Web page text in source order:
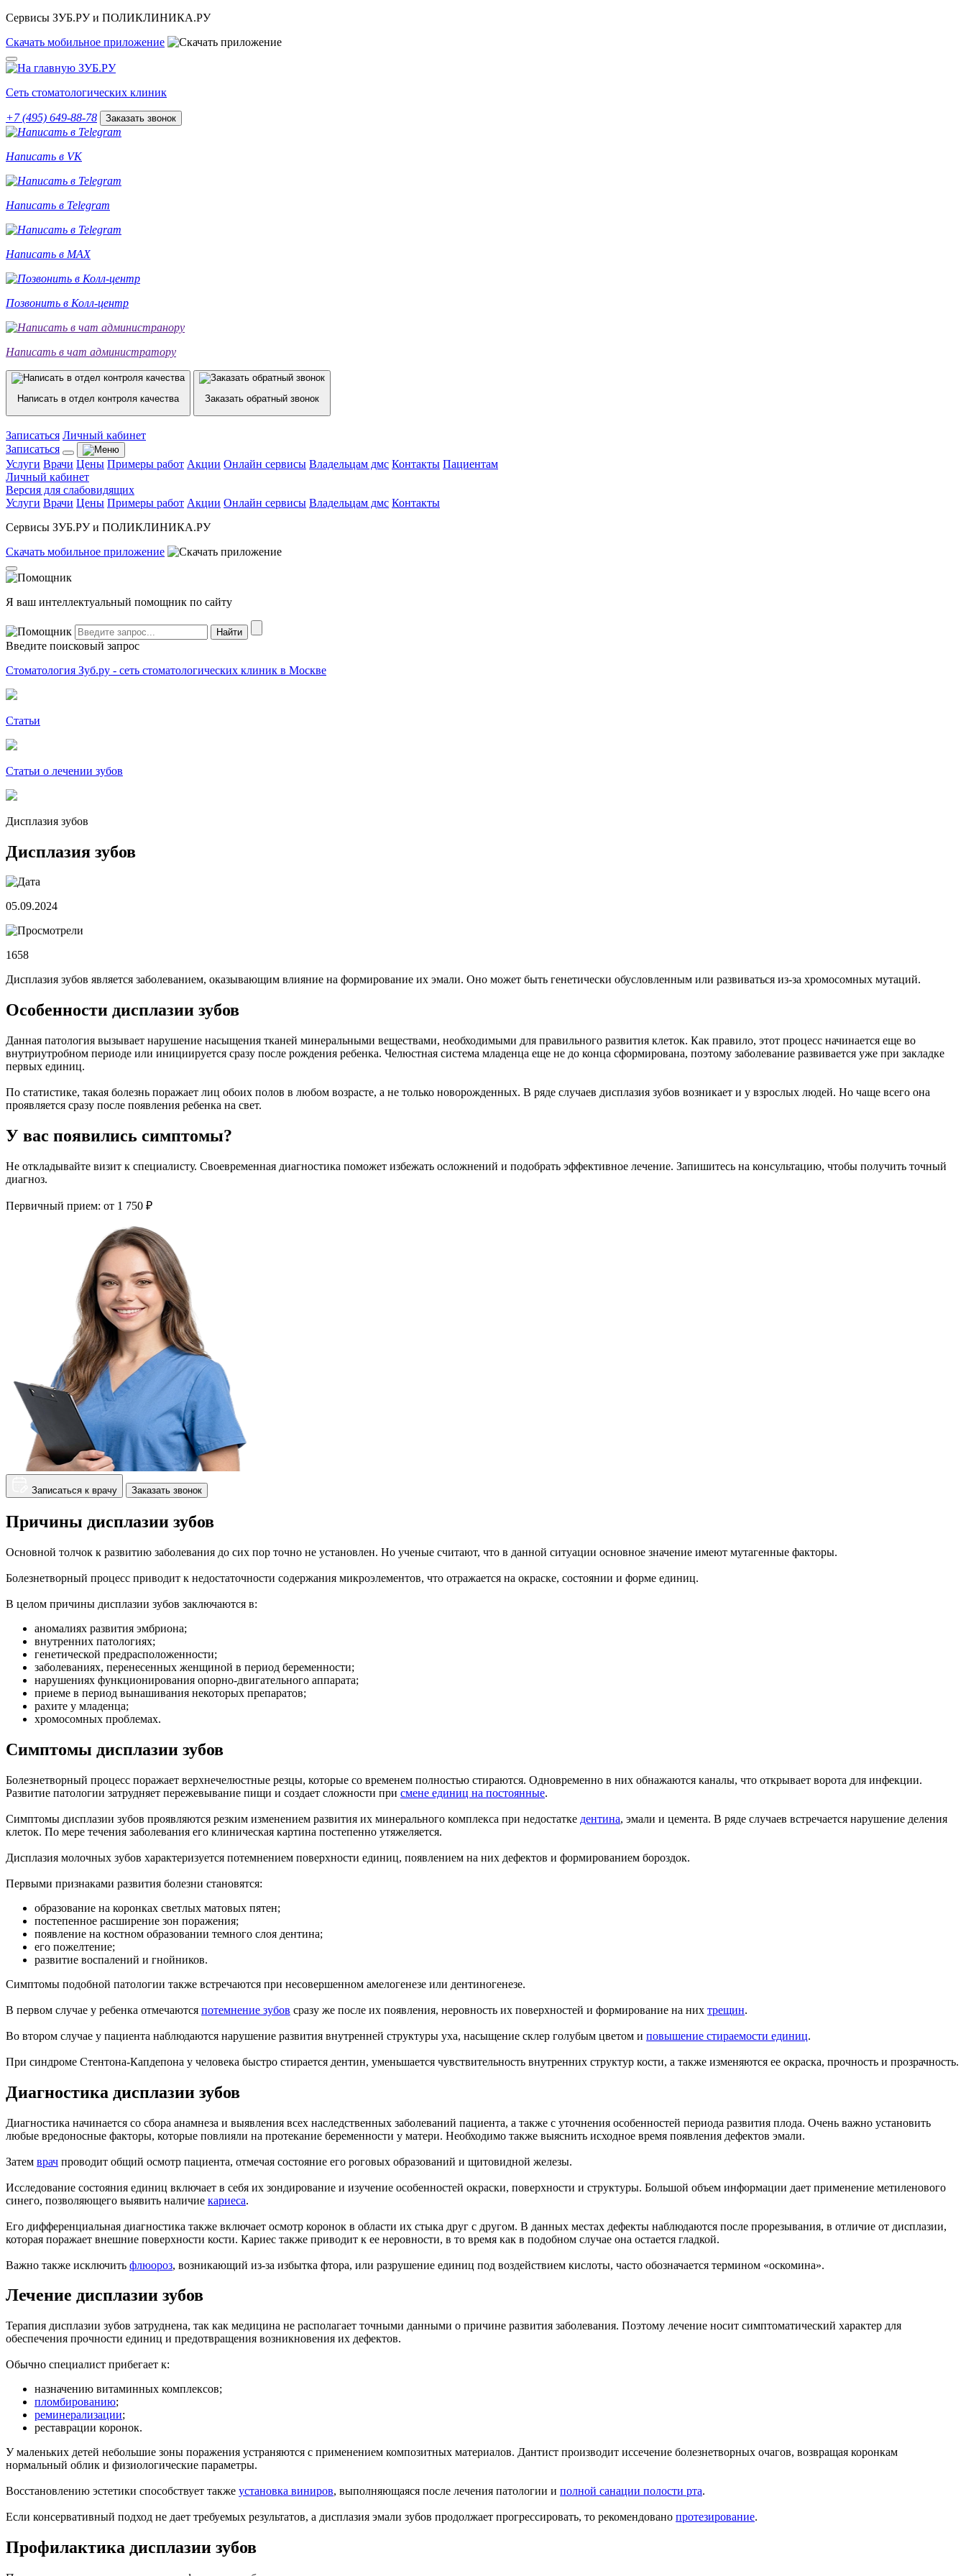
Сервисы ЗУБ.РУ и ПОЛИКЛИНИКА.РУ
Скачать мобильное приложение
Сеть стоматологических клиник
+7 (495) 649-88-78 Заказать звонок
Написать в VK
Написать в Telegram
Написать в MAX
Позвонить в Колл-центр
Написать в чат администратору
Написать в отдел контроля качества Заказать обратный звонок
Записаться Личный кабинет
Записаться
Услуги Врачи Цены Примеры работ Акции Онлайн сервисы Владельцам дмс Контакты Пациентам
Личный кабинет
Версия для слабовидящих
Услуги Врачи Цены Примеры работ Акции Онлайн сервисы Владельцам дмс Контакты
Сервисы ЗУБ.РУ и ПОЛИКЛИНИКА.РУ
Скачать мобильное приложение
Я ваш интеллектуальный помощник по сайту
Введите поисковый запрос
Стоматология Зуб.ру - сеть стоматологических клиник в Москве
Статьи
Статьи о лечении зубов
Дисплазия зубов
Дисплазия зубов
05.09.2024
1658
Дисплазия зубов является заболеванием, оказывающим влияние на формирование их эмали. Оно может быть генетически обусловленным или развиваться из-за хромосомных мутаций.
Особенности дисплазии зубов
Данная патология вызывает нарушение насыщения тканей минеральными веществами, необходимыми для правильного развития клеток. Как правило, этот процесс начинается еще во
внутриутробном периоде или инициируется сразу после рождения ребенка. Челюстная система младенца еще не до конца сформирована, поэтому заболевание развивается уже при закладке
первых единиц.
По статистике, такая болезнь поражает лиц обоих полов в любом возрасте, а не только новорожденных. В ряде случаев дисплазия зубов возникает и у взрослых людей. Но чаще всего она
проявляется сразу после появления ребенка на свет.
У вас появились симптомы?
Не откладывайте визит к специалисту. Своевременная диагностика поможет избежать осложнений и подобрать эффективное лечение. Запишитесь на консультацию, чтобы получить точный
диагноз.
Первичный прием: от 1 750 ₽
Записаться к врачу Заказать звонок
Причины дисплазии зубов
Основной толчок к развитию заболевания до сих пор точно не установлен. Но ученые считают, что в данной ситуации основное значение имеют мутагенные факторы.
Болезнетворный процесс приводит к недостаточности содержания микроэлементов, что отражается на окраске, состоянии и форме единиц.
В целом причины дисплазии зубов заключаются в:
аномалиях развития эмбриона;
внутренних патологиях;
генетической предрасположенности;
заболеваниях, перенесенных женщиной в период беременности;
нарушениях функционирования опорно-двигательного аппарата;
приеме в период вынашивания некоторых препаратов;
рахите у младенца;
хромосомных проблемах.
Симптомы дисплазии зубов
Болезнетворный процесс поражает верхнечелюстные резцы, которые со временем полностью стираются. Одновременно в них обнажаются каналы, что открывает ворота для инфекции.
Развитие патологии затрудняет пережевывание пищи и создает сложности при смене единиц на постоянные.
Симптомы дисплазии зубов проявляются резким изменением развития их минерального комплекса при недостатке дентина, эмали и цемента. В ряде случаев встречается нарушение деления
клеток. По мере течения заболевания его клиническая картина постепенно утяжеляется.
Дисплазия молочных зубов характеризуется потемнением поверхности единиц, появлением на них дефектов и формированием бороздок.
Первыми признаками развития болезни становятся:
образование на коронках светлых матовых пятен;
постепенное расширение зон поражения;
появление на костном образовании темного слоя дентина;
его пожелтение;
развитие воспалений и гнойников.
Симптомы подобной патологии также встречаются при несовершенном амелогенезе или дентиногенезе.
В первом случае у ребенка отмечаются потемнение зубов сразу же после их появления, неровность их поверхностей и формирование на них трещин.
Во втором случае у пациента наблюдаются нарушение развития внутренней структуры уха, насыщение склер голубым цветом и повышение стираемости единиц.
При синдроме Стентона-Капдепона у человека быстро стирается дентин, уменьшается чувствительность внутренних структур кости, а также изменяются ее окраска, прочность и прозрачность.
Диагностика дисплазии зубов
Диагностика начинается со сбора анамнеза и выявления всех наследственных заболеваний пациента, а также с уточнения особенностей периода развития плода. Очень важно установить
любые вредоносные факторы, которые повлияли на протекание беременности у матери. Необходимо также выяснить исходное время появления дефектов эмали.
Затем врач проводит общий осмотр пациента, отмечая состояние его роговых образований и щитовидной железы.
Исследование состояния единиц включает в себя их зондирование и изучение особенностей окраски, поверхности и структуры. Большой объем информации дает применение метиленового
синего, позволяющего выявить наличие кариеса.
Его дифференциальная диагностика также включает осмотр коронок в области их стыка друг с другом. В данных местах дефекты наблюдаются после прорезывания, в отличие от дисплазии,
которая поражает внешние поверхности кости. Кариес также приводит к ее неровности, в то время как в подобном случае она остается гладкой.
Важно также исключить флюороз, возникающий из-за избытка фтора, или разрушение единиц под воздействием кислоты, часто обозначается термином «оскомина».
Лечение дисплазии зубов
Терапия дисплазии зубов затруднена, так как медицина не располагает точными данными о причине развития заболевания. Поэтому лечение носит симптоматический характер для
обеспечения прочности единиц и предотвращения возникновения их дефектов.
Обычно специалист прибегает к:
назначению витаминных комплексов;
пломбированию;
реминерализации;
реставрации коронок.
У маленьких детей небольшие зоны поражения устраняются с применением композитных материалов. Дантист производит иссечение болезнетворных очагов, возвращая коронкам
нормальный облик и физиологические параметры.
Восстановлению эстетики способствует также установка виниров, выполняющаяся после лечения патологии и полной санации полости рта.
Если консервативный подход не дает требуемых результатов, а дисплазия эмали зубов продолжает прогрессировать, то рекомендовано протезирование.
Профилактика дисплазии зубов